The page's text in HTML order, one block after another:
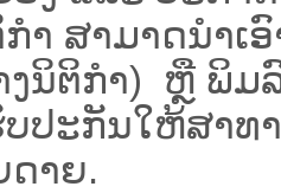
າ ສາມາດນຳເ
ງນິຕິກຳ) ຫຼື ພິມ
ປະກັນໃຫ້ສາທ
ດາຍ.